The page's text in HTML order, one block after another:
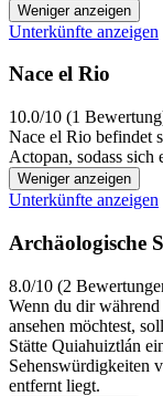
Weniger anzeigen
Unterkünfte anzeigen
Nace el Rio
10.0/10 (1
Nace el Rio befindet
Actopan, sodass sich
Weniger anzeigen
Unterkünfte anzeigen
Archäologische
8.0/10 (2
Wenn du dir
ansehen möchtest,
Stätte Quiahuiztlán
Sehenswürdigkeiten
entfernt liegt.